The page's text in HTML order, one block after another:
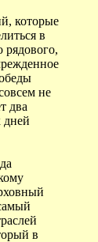
которые
в
рядового,
не
два
дней
в